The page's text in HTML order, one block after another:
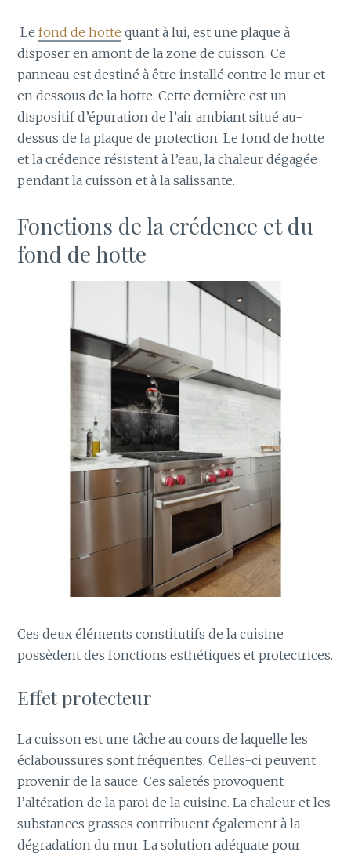
Lefond de hotte quant à lui, est une plaque à
disposer en amont de la zone de cuisson. Ce
panneau est destiné à être installé contre le mur et
en dessous de la hotte. Cette dernière est un
dispositif d’épuration de l’air ambiant situé au-
dessus de la plaque de protection. Le fond de hotte
et la crédence résistent à l’eau, la chaleur dégagée
pendant la cuisson et à la salissante.
Fonctions de la crédence et du
fond de hotte
Ces deux éléments constitutifs de la cuisine
possèdent des fonctions esthétiques et protectrices.
Effet protecteur
La cuisson est une tâche au cours de laquelle les
éclaboussures sont fréquentes. Celles-ci peuvent
provenir de la sauce. Ces saletés provoquent
l’altération de la paroi de la cuisine. La chaleur et les
substances grasses contribuent également à la
dégradation du mur. La solution adéquate pour